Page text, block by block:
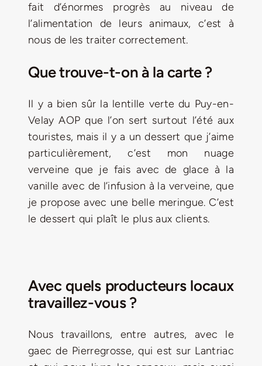
fait d’énormes progrès au niveau de
l’alimentation de leurs animaux, c’est à
nous de les traiter correctement.
Que trouve-t-on à la carte ?
Il y a bien sûr la lentille verte du Puy-en-
Velay AOP que l’on sert surtout l’été aux
touristes, mais il y a un dessert que j’aime
particulièrement, c’est mon nuage
verveine que je fais avec de glace à la
vanille avec de l’infusion à la verveine, que
je propose avec une belle meringue. C’est
le dessert qui plaît le plus aux clients.
Avec quels producteurs locaux
travaillez-vous ?
Nous travaillons, entre autres, avec le
gaec de Pierregrosse, qui est sur Lantriac